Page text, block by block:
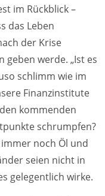
im Rückblick –
das Leben
der Krise
geben werde. „Ist es
schlimm wie im
Finanzinstitute
kommenden
schrumpfen?
noch Öl und
seien nicht in
gelegentlich wirke.